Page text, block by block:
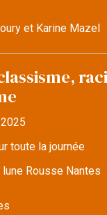
et Karine Mazel
toute la journée
lune Rousse Nantes